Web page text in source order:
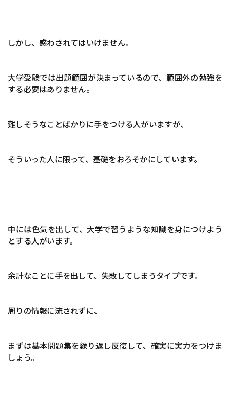
しかし、惑わされてはいけません。
大学受験では出題範囲が決まっているので、範囲外の勉強を
する必要はありません。
難しそうなことばかりに手をつける人がいますが、
そういった人に限って、基礎をおろそかにしています。
中には色気を出して、大学で習うような知識を身につけよう
とする人がいます。
余計なことに手を出して、失敗してしまうタイプです。
周りの情報に流されずに、
まずは基本問題集を繰り返し反復して、確実に実力をつけま
しょう。